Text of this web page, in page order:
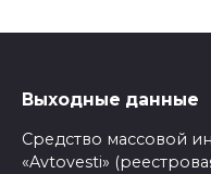
Выходные данные
Средство массовой
«Avtovesti»